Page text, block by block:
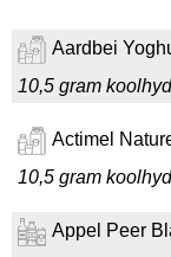
Aardbei
10,5 gram
Actimel
10,5 gram
Appel Peer